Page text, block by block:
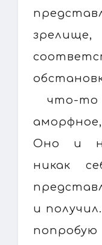
что-то
Оно и
никак
и